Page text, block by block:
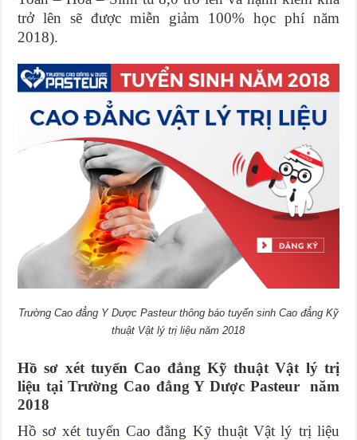
trở lên sẽ được miễn giảm 100% học phí năm
2018).
Trường Cao đẳng Y Dược Pasteur thông báo tuyển sinh Cao đẳng Kỹ
thuật Vật lý trị liệu năm 2018
Hồ sơ xét tuyển Cao đẳng Kỹ thuật Vật lý trị
liệu tại Trường Cao đẳng Y Dược Pasteur năm
2018
Hồ sơ xét tuyển Cao đẳng Kỹ thuật Vật lý trị liệu